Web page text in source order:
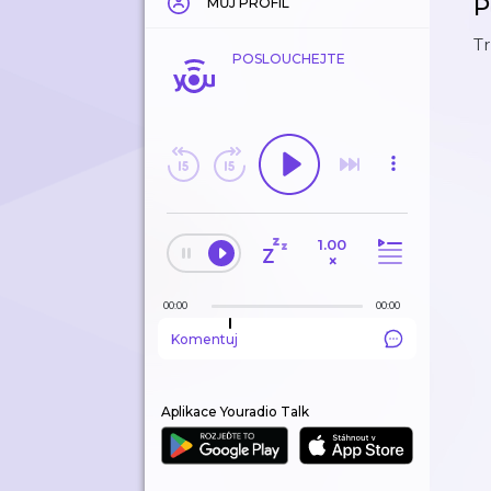
POSLOUCHEJTE
1.00
×
00:00 00:00
Komentuj
Aplikace Youradio Talk